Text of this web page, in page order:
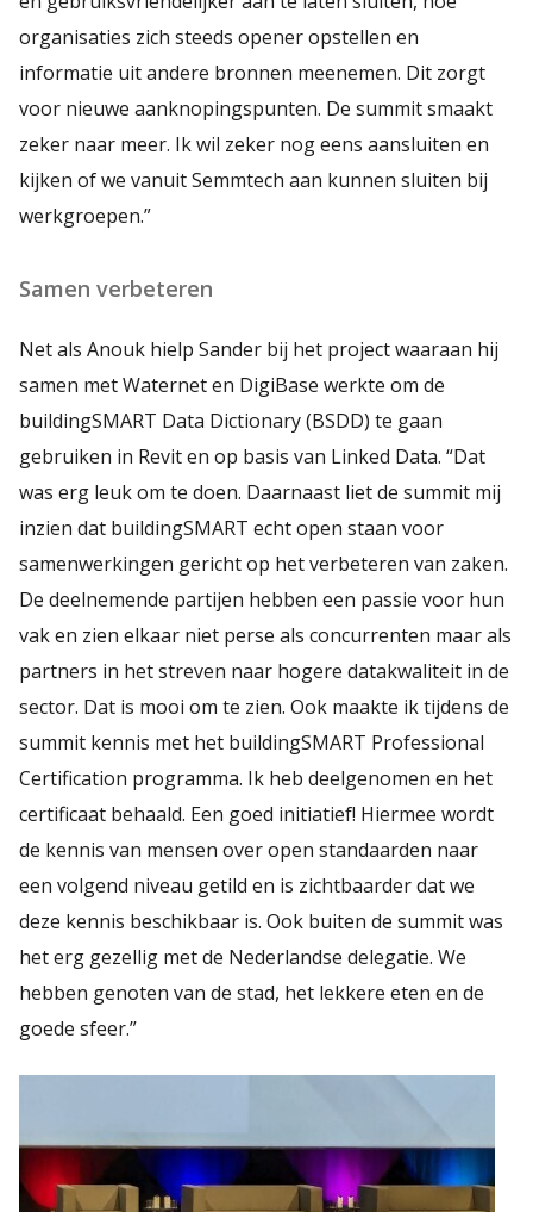
organisaties zich steeds opener opstellen en
informatie uit andere bronnen meenemen. Dit zorgt
voor nieuwe aanknopingspunten. De summit smaakt
zeker naar meer. Ik wil zeker nog eens aansluiten en
kijken of we vanuit Semmtech aan kunnen sluiten bij
werkgroepen.”
Samen verbeteren
Net als Anouk hielp Sander bij het project waaraan hij
samen met Waternet en DigiBase werkte om de
buildingSMART Data Dictionary (BSDD) te gaan
gebruiken in Revit en op basis van Linked Data. “Dat
was erg leuk om te doen. Daarnaast liet de summit mij
inzien dat buildingSMART echt open staan voor
samenwerkingen gericht op het verbeteren van zaken.
De deelnemende partijen hebben een passie voor hun
vak en zien elkaar niet perse als concurrenten maar als
partners in het streven naar hogere datakwaliteit in de
sector. Dat is mooi om te zien. Ook maakte ik tijdens de
summit kennis met het buildingSMART Professional
Certification programma. Ik heb deelgenomen en het
certificaat behaald. Een goed initiatief! Hiermee wordt
de kennis van mensen over open standaarden naar
een volgend niveau getild en is zichtbaarder dat we
deze kennis beschikbaar is. Ook buiten de summit was
het erg gezellig met de Nederlandse delegatie. We
hebben genoten van de stad, het lekkere eten en de
goede sfeer.”